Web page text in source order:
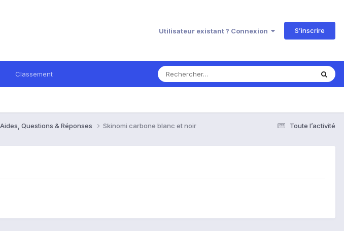
Utilisateur existant ? Connexion S’inscrire
Classement
Toute l’activité
Questions & Réponses Skinomi carbone blanc et noir